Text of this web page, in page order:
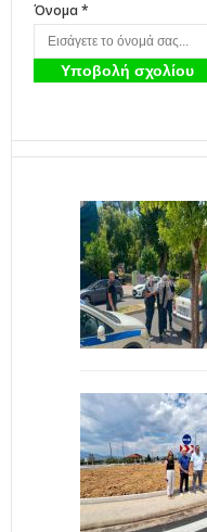
Όνομα *